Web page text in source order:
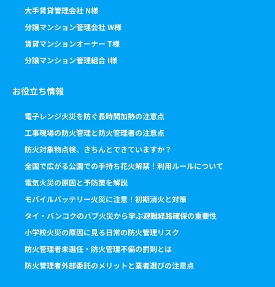
大手賃貸管理会社 N様
分譲マンション管理会社 W様
賃貸マンションオーナー T様
分譲マンション管理組合 I様
お役立ち情報
電子レンジ火災を防ぐ長時間加熱の注意点
工事現場の防火管理と防火管理者の注意点
防火対象物点検、きちんとできていますか？
全国で広がる公園での手持ち花火解禁！利用ルールについて
電気火災の原因と予防策を解説
モバイルバッテリー火災に注意！初期消火と対策
タイ・バンコクのパブ火災から学ぶ避難経路確保の重要性
小学校火災の原因に見る日常の防火管理リスク
防火管理者未選任・防火管理不備の罰則とは
防火管理者外部委託のメリットと業者選びの注意点